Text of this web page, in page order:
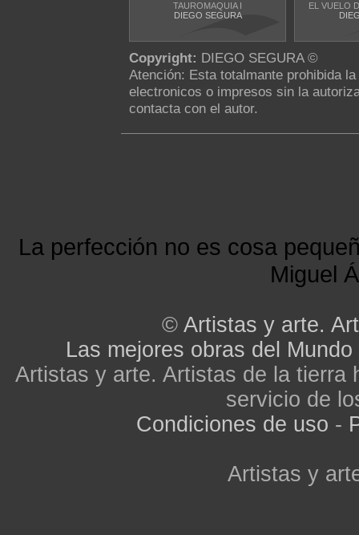
TAUROMAQUIA I
DIEGO SEGURA
EL VUELO
Copyright: DIEGO SEGURA ©
Atención: Esta totalmante prohibida
electronicos o impresos sin la
contacta con el autor.
La perfección no es cosa
Miguel
© Artistas y arte.
Las mejores obras del Mundo
Artistas y arte. Artistas de la tierra
servicio de
Condiciones de uso -
Artistas y